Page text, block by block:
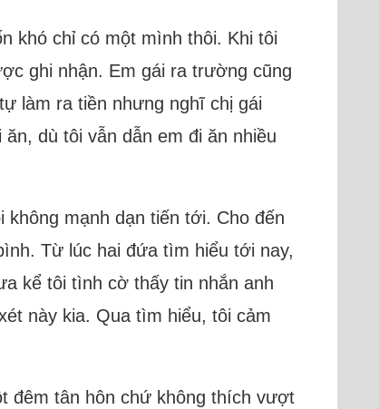
khó chỉ có một mình thôi. Khi tôi
ghi nhận. Em gái ra trường cũng
làm ra tiền nhưng nghĩ chị gái
dù tôi vẫn dẫn em đi ăn nhiều
mạnh dạn tiến tới. Cho đến
Từ lúc hai đứa tìm hiểu tới nay,
kể tôi tình cờ thấy tin nhắn anh
này kia. Qua tìm hiểu, tôi cảm
đêm tân hôn chứ không thích vượt